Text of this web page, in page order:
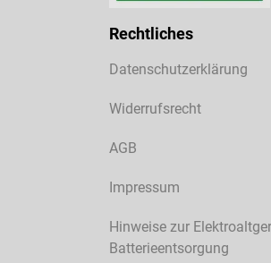
Rechtliches
Datenschutzerklärung
Widerrufsrecht
AGB
Impressum
Hinweise zur
Batterieentsorgung